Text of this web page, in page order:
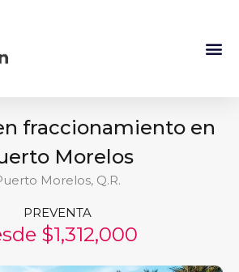
fraccionamiento en
Morelos
Morelos, Q.R.
PREVENTA
$1,312,000